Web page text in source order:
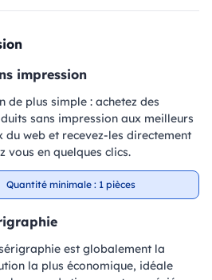
impression
de plus simple : achetez des
sans impression aux meilleurs
du web et recevez-les directement
vous en quelques clics.
Quantité minimale : 1 pièces
est globalement la
la plus économique, idéale